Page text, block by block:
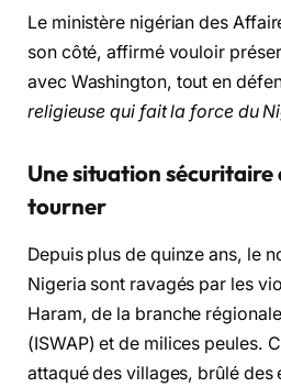
Le ministère nigérian des
son côté, affirmé vouloir
avec Washington, tout en
religieuse qui fait la force du
Une situation sécuritaire
tourner
Depuis plus de quinze ans, le
Nigeria sont ravagés par les
Haram, de la branche
(ISWAP) et de milices peules.
attaqué des villages, brûlé des